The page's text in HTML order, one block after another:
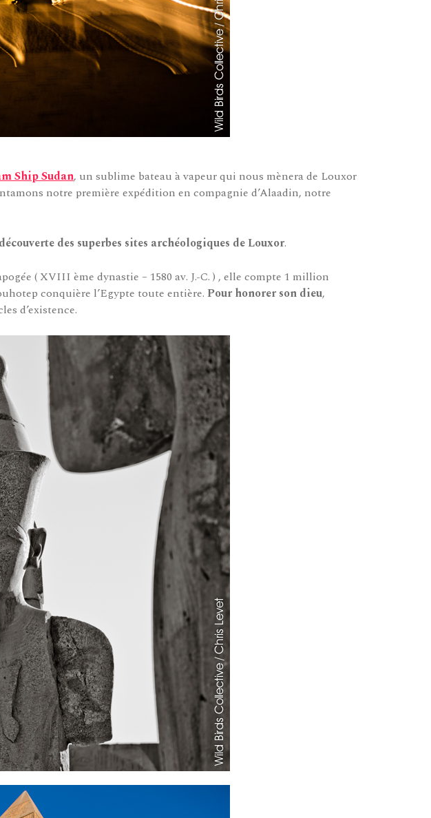
Ship Sudan, un sublime bateau à vapeur qui nous mènera de Louxor
notre première expédition en compagnie d’Alaadin, notre
des superbes sites archéologiques de Louxor.
( XVIII ème dynastie – 1580 av. J.-C. ) , elle compte 1 million
conquière l’Egypte toute entière. Pour honorer son dieu,
d’existence.